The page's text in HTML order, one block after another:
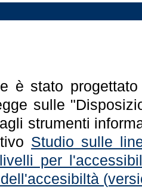
è stato
sulle
strumenti
Studio sulle
per